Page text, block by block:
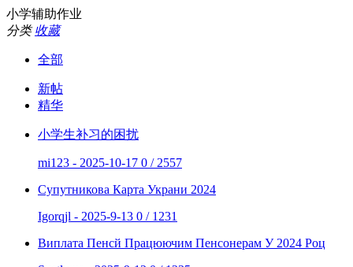
小学辅助作业
分类 收藏
全部
新帖
精华
小学生补习的困扰
mi123 - 2025-10-17 0 / 2557
Супутникова Карта Украни 2024
Igorqjl - 2025-9-13 0 / 1231
Виплата Пенсй Працюючим Пенсонерам У 2024 Роц